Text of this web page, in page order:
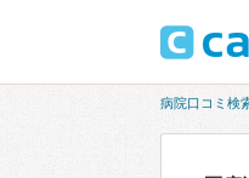
病院口コミ検